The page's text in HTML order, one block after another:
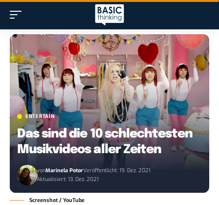
ENTERTAIN
Das sind die 10 schlechtesten
Musikvideos aller Zeiten
vonMarinela PotorVeröffentlicht: 19. Dez. 2021
Aktualisiert: 13. Dez. 2021
Screenshot / YouTube